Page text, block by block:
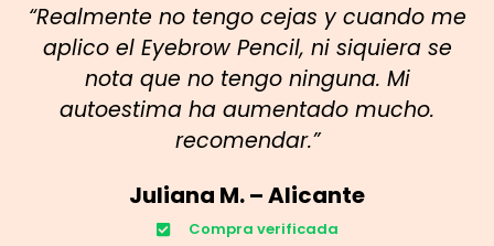
“Realmente no tengo cejas y cuando me
aplico el Eyebrow Pencil, ni siquiera se
nota que no tengo ninguna. Mi
autoestima ha aumentado mucho.
recomendar.”
Juliana M. – Alicante
Compra verificada